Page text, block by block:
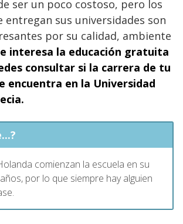
ser un poco costoso, pero los
entregan sus universidades son
por su calidad, ambiente
interesa la educación gratuita
consultar si la carrera de tu
encuentra en la Universidad
comienzan la escuela en su
por lo que siempre hay alguien